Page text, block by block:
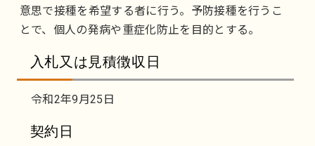
意思で接種を希望する者に行う。予防接種を行うこ
とで、個人の発病や重症化防止を目的とする。
入札又は見積徴収日
令和2年9月25日
契約日